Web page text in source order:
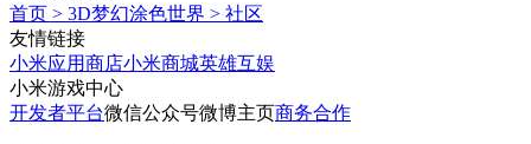
首页 > 3D梦幻涂色世界 > 社区
友情链接
小米应用商店小米商城英雄互娱
小米游戏中心
开发者平台微信公众号微博主页商务合作